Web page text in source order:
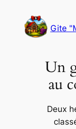
contenu
Gite
Un
au
Deux